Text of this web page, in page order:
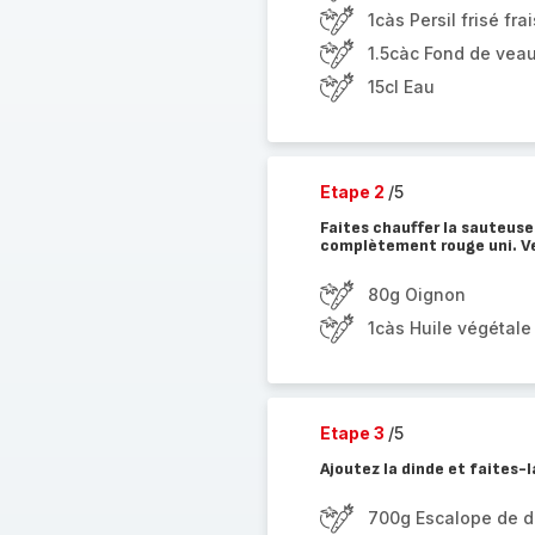
1càs Persil frisé
1.5càc Fond de
15cl Eau
Etape 2 /5
Faites chauffer la
complètement rouge uni.
80g Oignon
1càs Huile végétale
Etape 3 /5
Ajoutez la dinde et faites-
700g Escalope de